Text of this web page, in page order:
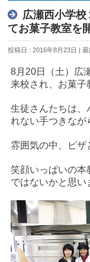
広瀬西小学
てお菓子教室を
投稿日 : 2016年8月23日 最
8月20日（土）広
来校され、お菓子
生徒さんたちは、
れない手つきなが
雰囲気の中、ピザ
笑顔いっぱいの本
ではないかと思い